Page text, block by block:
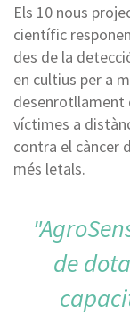
Els 10 nous
científic
des de la
en cultius per a
desenrotllament
víctimes a
contra el càncer
més letals.
de